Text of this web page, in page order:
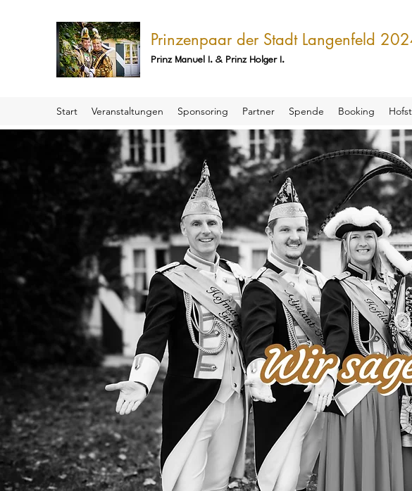
Prinzenpaar der Stadt Langenfeld
Prinz Manuel I. & Prinz Holger I.
Start Veranstaltungen Sponsoring Partner Spende Booking